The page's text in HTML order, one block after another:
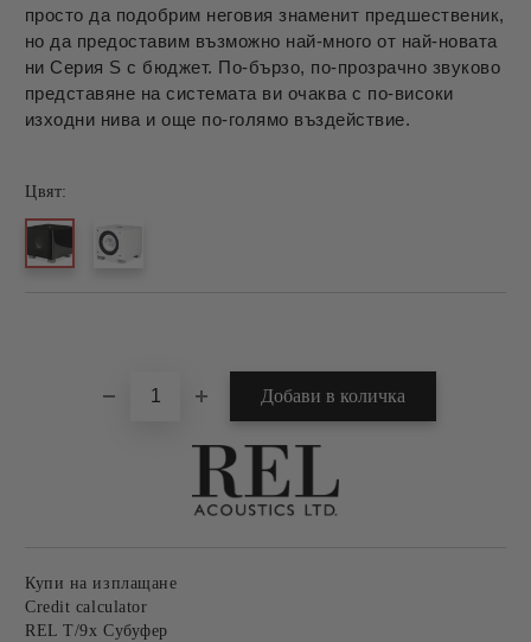
просто да подобрим неговия знаменит предшественик,
но да предоставим възможно най-много от най-новата
ни Серия S с бюджет. По-бързо, по-прозрачно звуково
представяне на системата ви очаква с по-високи
изходни нива и още по-голямо въздействие.
Цвят:
Купи на изплащане
Credit calculator
REL T/9x Субуфер